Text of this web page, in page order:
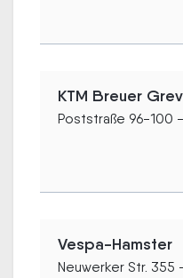
KTM Breuer
Poststraße 96-100
Vespa-Hamster
Neuwerker Str. 355